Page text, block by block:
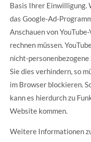
Basis Ihrer Einwilligung.
das Google-Ad-
Anschauen von
rechnen müssen.
nicht-
Sie dies verhindern, so
im Browser blockieren.
kann es hierdurch zu
Website kommen.
Weitere Informationen